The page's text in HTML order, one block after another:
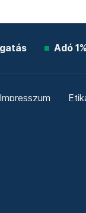
Adó
Impresszum